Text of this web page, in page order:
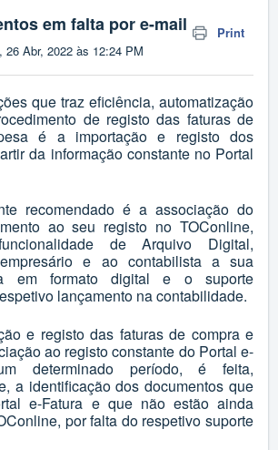
em falta por e-mail
Print
26 Abr, 2022 às 12:24 PM
que traz eficiência, automatização
de registo das faturas de
é a importação e registo dos
da informação constante no Portal
recomendado é a associação do
ao seu registo no TOConline,
de Arquivo Digital,
e ao contabilista a sua
em formato digital e o suporte
lançamento na contabilidade.
e registo das faturas de compra e
ao registo constante do Portal e-
determinado período, é feita,
a identificação dos documentos que
e-Fatura e que não estão ainda
por falta do respetivo suporte